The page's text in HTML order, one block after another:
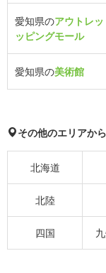
愛知県のアウトレ
ッピングモール
愛知県の美術館
その他のエリアか
北海道
北陸
四国